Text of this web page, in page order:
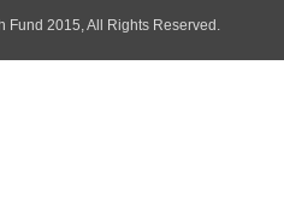
Fund 2015, All Rights Reserved.